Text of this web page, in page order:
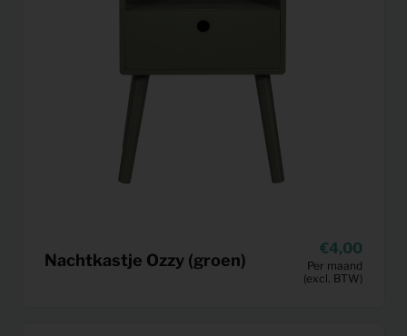
Nachtkastje Ozzy (groen)
4,00
Per maand
(excl. BTW)